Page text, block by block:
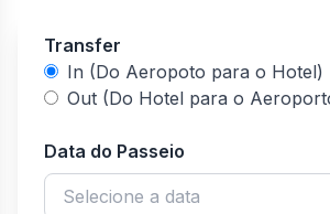
Transfer
In (Do Aeropoto para o Hotel)
Out (Do Hotel para o
Data do Passeio